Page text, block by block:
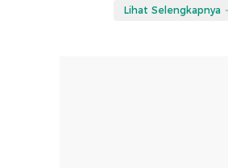
Lihat Selengkapnya